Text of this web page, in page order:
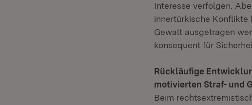
Interesse verfolgen.
innertürkische Konflikte
Gewalt ausgetragen
konsequent für
Rückläufige
motivierten Straf- und
Beim